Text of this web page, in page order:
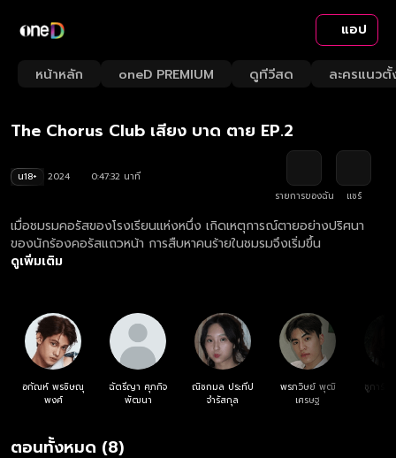
แอป
หน้าหลัก oneD PREMIUM ดูทีวีสด ละครแนวตั้
Loaded:
2.09%
Rate
The Chorus Club เสียง บาด ตาย EP.2
น18+ 2024
0:47:32 นาที
รายการของฉัน
แชร์
เมื่อชมรมคอรัสของโรงเรียนแห่งหนึ่ง เกิดเหตุการณ์ตายอย่างปริศนา
ของนักร้องคอรัสแถวหน้า การสืบหาคนร้ายในชมรมจึงเริ่มขึ้น
ดูเพิ่มเติม
อกัณห์ พรชิษณุ
พงศ์
ฉัตรีญา ศุภกิจ
พัฒนา
ณิชกมล ประทีป
จำรัสกุล
พรภวิษย์ พุฒิ
เศรษฐ
ชูการ์ ลี
ตอนทั้งหมด (8)